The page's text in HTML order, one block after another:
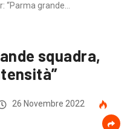
“Parma grande…
squadra,
26 Novembre 2022